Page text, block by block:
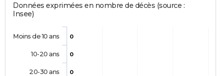
Données exprimées en nombre de décès (source :
Insee)
0
0
0
Moins de 10 ans
10-20 ans
20-30 ans